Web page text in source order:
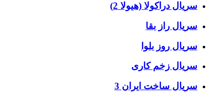
سریال دراکولا (هیولا 2)
سریال راز بقا
سریال روز بلوا
سریال زخم کاری
سریال ساخت ایران 3